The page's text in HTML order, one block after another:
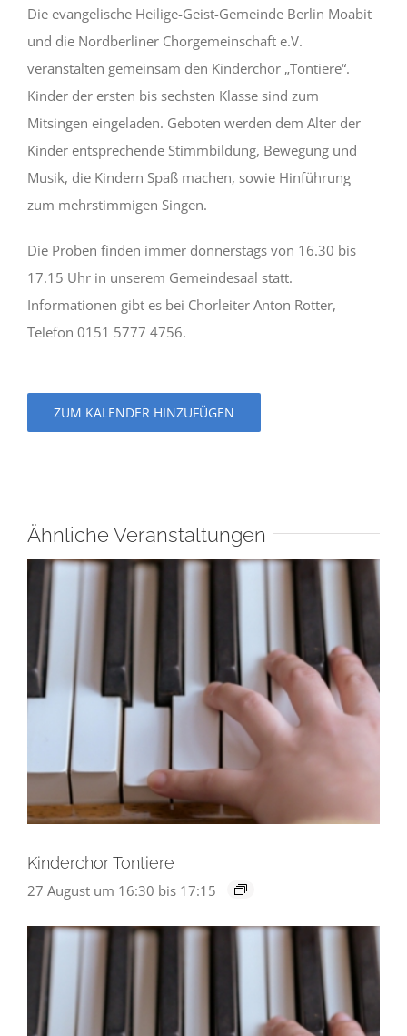
Die evangelische Heilige-Geist-Gemeinde Berlin Moabit
und die Nordberliner Chorgemeinschaft e.V.
veranstalten gemeinsam den Kinderchor „Tontiere“.
Kinder der ersten bis sechsten Klasse sind zum
Mitsingen eingeladen. Geboten werden dem Alter der
Kinder entsprechende Stimmbildung, Bewegung und
Musik, die Kindern Spaß machen, sowie Hinführung
zum mehrstimmigen Singen.
Die Proben finden immer donnerstags von 16.30 bis
17.15 Uhr in unserem Gemeindesaal statt.
Informationen gibt es bei Chorleiter Anton Rotter,
Telefon 0151 5777 4756.
ZUM KALENDER HINZUFÜGEN
Ähnliche Veranstaltungen
Kinderchor Tontiere
27 August um 16:30 bis 17:15